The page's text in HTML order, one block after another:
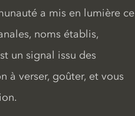
a mis en lumière ce
noms établis,
un signal issu des
à verser, goûter, et vous